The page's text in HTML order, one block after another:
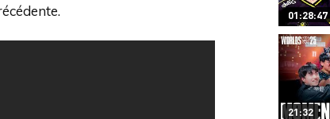
01:28:47
21:32